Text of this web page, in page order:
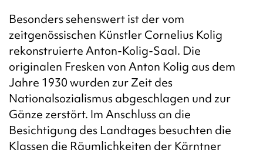
Besonders sehenswert ist der vom
zeitgenössischen Künstler Cornelius Kolig
rekonstruierte Anton-Kolig-Saal. Die
originalen Fresken von Anton Kolig aus dem
Jahre 1930 wurden zur Zeit des
Nationalsozialismus abgeschlagen und zur
Gänze zerstört. Im Anschluss an die
Besichtigung des Landtages besuchten die
Klassen die Räumlichkeiten der Kärntner